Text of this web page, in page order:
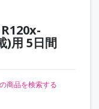
)用 5日間
商品を検索する